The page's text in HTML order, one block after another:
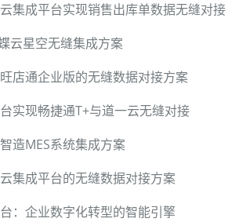
集成平台实现销售出库单数据无缝对接
云星空无缝集成方案
店通企业版的无缝数据对接方案
实现畅捷通T+与道一云无缝对接
造MES系统集成方案
集成平台的无缝数据对接方案
：企业数字化转型的智能引擎